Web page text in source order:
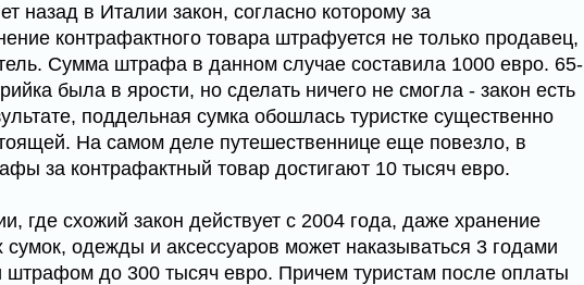
назад в Италии закон, согласно которому за
контрафактного товара штрафуется не только продавец,
Сумма штрафа в данном случае составила 1000 евро. 65-
была в ярости, но сделать ничего не смогла - закон есть
поддельная сумка обошлась туристке существенно
На самом деле путешественнице еще повезло, в
за контрафактный товар достигают 10 тысяч евро.
где схожий закон действует с 2004 года, даже хранение
одежды и аксессуаров может наказываться 3 годами
до 300 тысяч евро. Причем туристам после оплаты